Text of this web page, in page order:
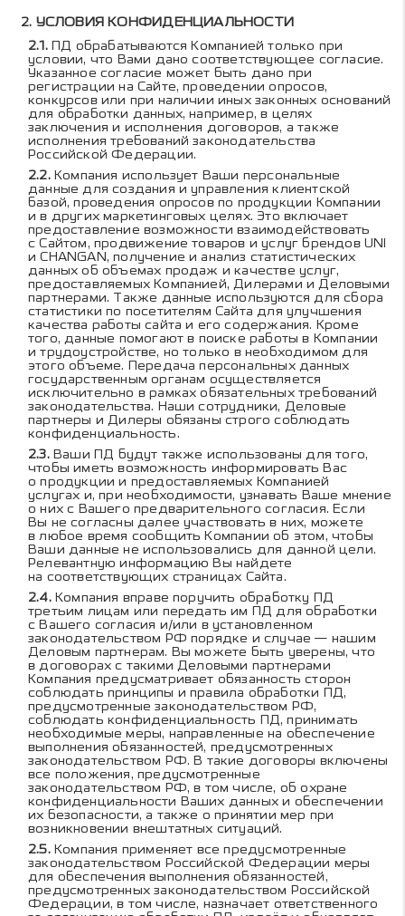
УСЛОВИЯ КОНФИДЕНЦИАЛЬНОСТИ
ПД обрабатываются Компанией только при
условии, что Вами дано соответствующее согласие.
Указанное согласие может быть дано при
регистрации на Сайте, проведении опросов,
конкурсов или при наличии иных законных оснований
для обработки данных, например, в целях
заключения и исполнения договоров, а также
исполнения требований законодательства
Российской Федерации.
Компания использует Ваши персональные
данные для создания и управления клиентской
базой, проведения опросов по продукции Компании
и в других маркетинговых целях. Это включает
предоставление возможности взаимодействовать
с Сайтом, продвижение товаров и услуг брендов UNI
и CHANGAN, получение и анализ статистических
данных об объемах продаж и качестве услуг,
предоставляемых Компанией, Дилерами и Деловыми
партнерами. Также данные используются для сбора
статистики по посетителям Сайта для улучшения
качества работы сайта и его содержания. Кроме
того, данные помогают в поиске работы в Компании
и трудоустройстве, но только в необходимом для
этого объеме. Передача персональных данных
государственным органам осуществляется
исключительно в рамках обязательных требований
законодательства. Наши сотрудники, Деловые
партнеры и Дилеры обязаны строго соблюдать
конфиденциальность.
Ваши ПД будут также использованы для того,
чтобы иметь возможность информировать Вас
о продукции и предоставляемых Компанией
услугах и, при необходимости, узнавать Ваше мнение
о них с Вашего предварительного согласия. Если
Вы не согласны далее участвовать в них, можете
в любое время сообщить Компании об этом, чтобы
Ваши данные не использовались для данной цели.
Релевантную информацию Вы найдете
на соответствующих страницах Сайта.
Компания вправе поручить обработку ПД
третьим лицам или передать им ПД для обработки
с Вашего согласия и/или в установленном
законодательством РФ порядке и случае — нашим
Деловым партнерам. Вы можете быть уверены, что
в договорах с такими Деловыми партнерами
Компания предусматривает обязанность сторон
соблюдать принципы и правила обработки ПД,
предусмотренные законодательством РФ,
соблюдать конфиденциальность ПД, принимать
необходимые меры, направленные на обеспечение
выполнения обязанностей, предусмотренных
законодательством РФ. В такие договоры включены
все положения, предусмотренные
законодательством РФ, в том числе, об охране
конфиденциальности Ваших данных и обеспечении
их безопасности, а также о принятии мер при
возникновении внештатных ситуаций.
Компания применяет все предусмотренные
законодательством Российской Федерации меры
для обеспечения выполнения обязанностей,
предусмотренных законодательством Российской
Федерации, в том числе, назначает ответственного